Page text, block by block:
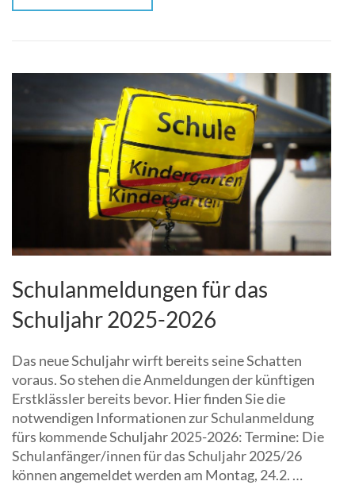
Schulanmeldungen für das
Schuljahr 2025-2026
Das neue Schuljahr wirft bereits seine Schatten
voraus. So stehen die Anmeldungen der künftigen
Erstklässler bereits bevor. Hier finden Sie die
notwendigen Informationen zur Schulanmeldung
fürs kommende Schuljahr 2025-2026: Termine: Die
Schulanfänger/innen für das Schuljahr 2025/26
können angemeldet werden am Montag, 24.2. …